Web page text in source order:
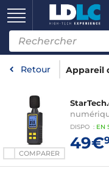
Retour Appareil
COMPARER
DISPO : EN
49€